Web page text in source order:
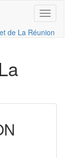
Toggle